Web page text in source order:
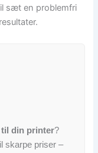
sæt en problemfri
til din printer?
skarpe priser –